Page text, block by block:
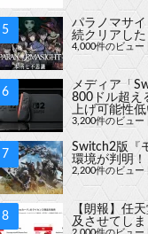
パラノマサ
続クリアした
4,000件のビュー
メディア「
800ドル超え
上げ可能性低
3,200件のビュー
Switch2版『
環境が判明！
2,200件のビュー
【朗報】任
及させてし